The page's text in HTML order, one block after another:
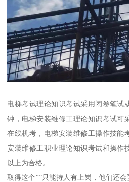
电梯考试理论知识考试采用闭卷笔试
钟，电梯安装维修工理论知识考试可
在线机考，电梯安装维修工操作技能
安装维修工职业理论知识考试和操作
以上为合格。
取得这个“”只能持人有上岗，他们还